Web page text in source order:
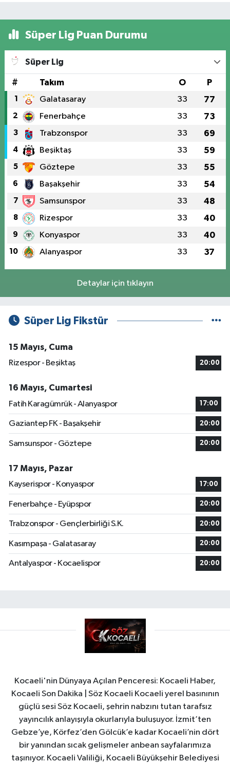
Süper Lig Puan Durumu
Süper Lig
# Takım O P
1 Galatasaray 33 77
2 Fenerbahçe 33 73
3 Trabzonspor 33 69
4 Beşiktaş 33 59
5 Göztepe 33 55
6 Başakşehir 33 54
7 Samsunspor 33 48
8 Rizespor 33 40
9 Konyaspor 33 40
10 Alanyaspor 33 37
Detaylar için tıklayın
Süper Lig Fikstür
15 Mayıs, Cuma
Rizespor - Beşiktaş
20:00
16 Mayıs, Cumartesi
Fatih Karagümrük - Alanyaspor
17:00
Gaziantep FK - Başakşehir 20:00
Samsunspor - Göztepe 20:00
17 Mayıs, Pazar
Kayserispor - Konyaspor
17:00
Fenerbahçe - Eyüpspor 20:00
Trabzonspor - Gençlerbirliği S.K. 20:00
Kasımpaşa - Galatasaray 20:00
Antalyaspor - Kocaelispor 20:00
Kocaeli'nin Dünyaya Açılan Penceresi: Kocaeli Haber,
Kocaeli Son Dakika | Söz Kocaeli Kocaeli yerel basınının
güçlü sesi Söz Kocaeli, şehrin nabzını tutan tarafsız
yayıncılık anlayışıyla okurlarıyla buluşuyor. İzmit’ten
Gebze’ye, Körfez’den Gölcük’e kadar Kocaeli’nin dört
bir yanından sıcak gelişmeler anbean sayfalarımıza
taşınıyor. Kocaeli Valiliği, Kocaeli Büyükşehir Belediyesi